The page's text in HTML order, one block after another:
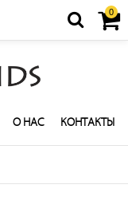
0
О НАС КОНТАКТЫ